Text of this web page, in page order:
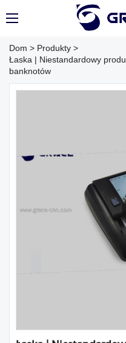
Dom > Produkty >
Łaska | Niestandardowy
banknotów